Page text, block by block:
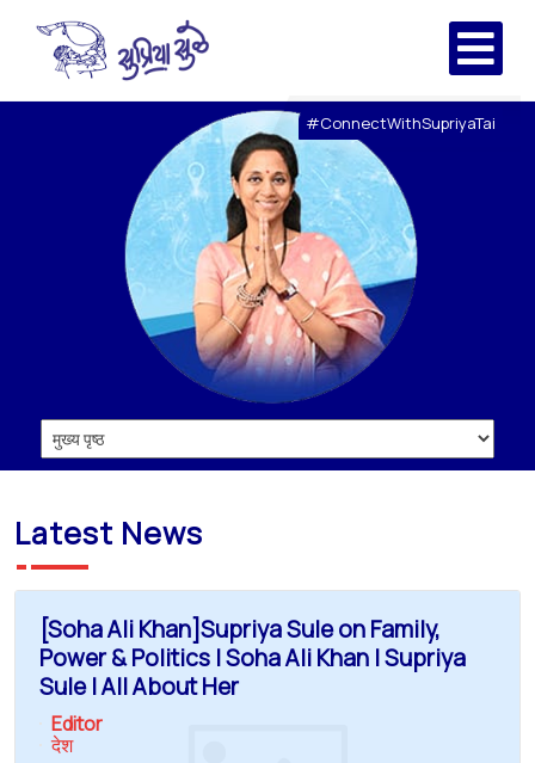
#ConnectWithSupriyaTai
Latest News
[Soha Ali Khan]Supriya Sule on Family,
Power & Politics | Soha Ali Khan | Supriya
Sule | All About Her
Editor
देश